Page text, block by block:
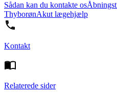
Sådan kan du kontakte os
ThyborønAkut lægehjælp
Kontakt
Relaterede sider